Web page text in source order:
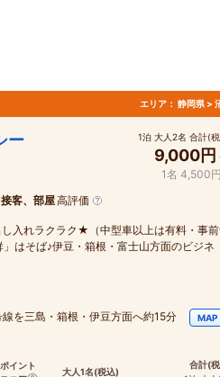
エリア： 静岡県 >
ー 1泊 大人2名 合計(
9,000円
1名 4,500
接客、部屋高評価
入れラクラク★（中型車以上は有料・事
はそば♪伊豆・箱根・富士山方面のビジネ
線を三島・箱根・伊豆方面へ約15分
MAP
イント
大人1名(税込)
合計(